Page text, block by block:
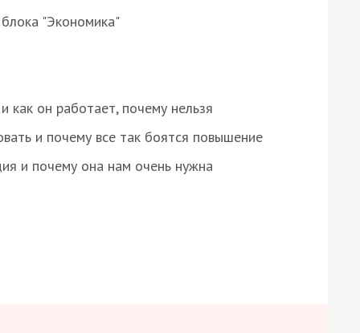
"Экономика"
как он работает, почему нельзя
и почему все так боятся повышение
и почему она нам очень нужна